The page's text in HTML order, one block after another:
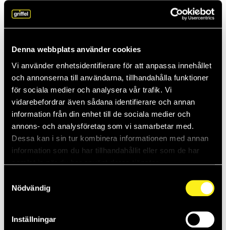
Denna webbplats använder cookies
Vi använder enhetsidentifierare för att anpassa innehållet
och annonserna till användarna, tillhandahålla funktioner
för sociala medier och analysera vår trafik. Vi
vidarebefordrar även sådana identifierare och annan
information från din enhet till de sociala medier och
annons- och analysföretag som vi samarbetar med.
Dessa kan i sin tur kombinera informationen med annan
information som du har tillhandahållit eller som de har
samlat in när du har använt deras tjänster.
Nödvändig
Inställningar
Anja föredrar molnet: “Smart, säkert och
kapabelt”
Men Griffels Anja Genestig slår ett slag för molnet. – Det är smart,
26-05-2025
Daniel vet hur man stoppar inkräktaren
Griffels Daniel Thompsson tror på samspelet mellan människor,
teknik och organisation. Så skapas säkra IT-miljöer. – Ledningens
engagemang är vi...
15-05-2025
gillar kunderna Elias
kompaktare och snabbare teknik blir hela tiden. – Det finns så
stora...